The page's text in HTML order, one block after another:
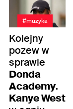
#muzyka
Kolejny
pozew w
sprawie
Donda
Academy.
Kanye West